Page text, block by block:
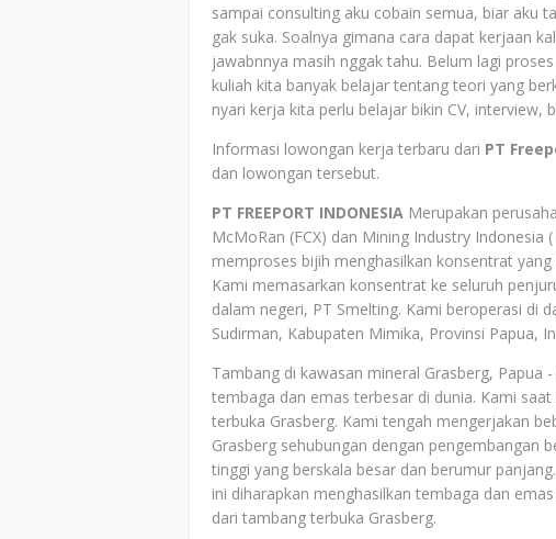
sampai consulting aku cobain semua, biar aku
gak suka. Soalnya gimana cara dapat kerjaan
jawabnnya masih nggak tahu. Belum lagi
kuliah kita banyak belajar tentang teori yang
nyari kerja kita perlu belajar bikin CV, interview,
Informasi lowongan kerja terbaru dari PT
dan lowongan tersebut.
PT FREEPORT INDONESIA Merupakan
McMoRan (FCX) dan Mining Industry Indonesia
memproses bijih menghasilkan konsentrat
Kami memasarkan konsentrat ke seluruh
dalam negeri, PT Smelting. Kami beroperasi di
Sudirman, Kabupaten Mimika, Provinsi Papua,
Tambang di kawasan mineral Grasberg, Papua
tembaga dan emas terbesar di dunia. Kami
terbuka Grasberg. Kami tengah mengerjakan
Grasberg sehubungan dengan pengembangan
tinggi yang berskala besar dan berumur
ini diharapkan menghasilkan tembaga dan
dari tambang terbuka Grasberg.